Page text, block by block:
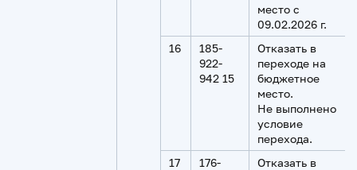
место с
09.02.2026 г.
16
185-
922-
942 15
Отказать в
переходе на
бюджетное
место.
Не выполнено
условие
перехода.
17
176-
Отказать в